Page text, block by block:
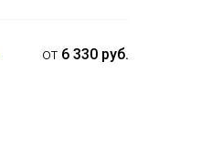
от 6 330 руб.